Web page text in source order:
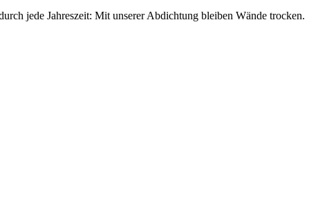
jede Jahreszeit: Mit unserer Abdichtung bleiben Wände trocken.